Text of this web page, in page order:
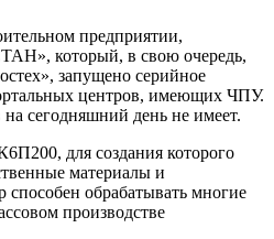
предприятии,
который, в свою очередь,
запущено серийное
центров, имеющих ЧПУ.
сегодняшний день не имеет.
для создания которого
материалы и
обрабатывать многие
производстве